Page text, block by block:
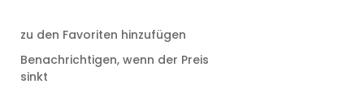
zu den Favoriten hinzufügen
Benachrichtigen, wenn der Preis
sinkt